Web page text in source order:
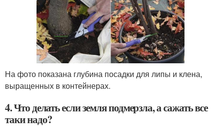
На фото показана глубина посадки для липы и клена,
выращенных в контейнерах.
4. Что делать если земля подмерзла, а сажать все
таки надо?